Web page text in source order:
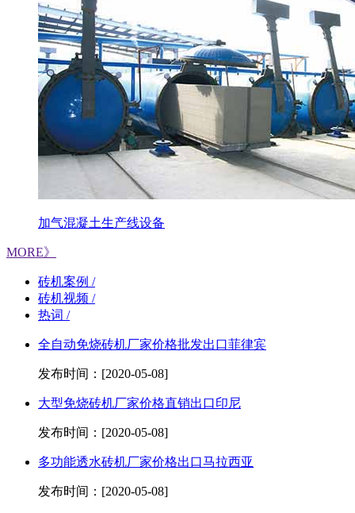
加气混凝土生产线设备
MORE》
砖机案例 /
砖机视频 /
热词 /
全自动免烧砖机厂家价格批发出口菲律宾
发布时间：[2020-05-08]
大型免烧砖机厂家价格直销出口印尼
发布时间：[2020-05-08]
多功能透水砖机厂家价格出口马拉西亚
发布时间：[2020-05-08]